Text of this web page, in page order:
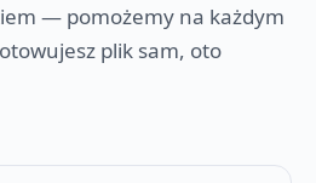
— pomożemy na każdym
plik sam, oto